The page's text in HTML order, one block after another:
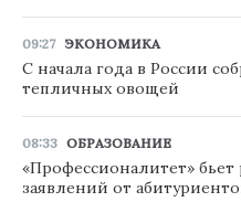
09:27 ЭКОНОМИКА
С начала года в России
тепличных овощей
08:33 ОБРАЗОВАНИЕ
«Профессионалитет»
заявлений от